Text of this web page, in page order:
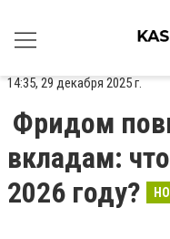
14:35, 29 декабря 2025 г.
Фридом
вкладам:
2026 году?